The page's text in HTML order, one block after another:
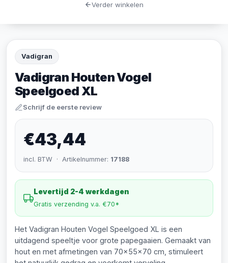
Vadigran
Vadigran Houten Vogel
Speelgoed XL
Schrijf de eerste review
€43,44
incl. BTW · Artikelnummer: 17188
Levertijd 2-4 werkdagen
Gratis verzending v.a. €70*
Het Vadigran Houten Vogel Speelgoed XL is een
uitdagend speeltje voor grote papegaaien. Gemaakt van
hout en met afmetingen van 70x55x70 cm, stimuleert
Verder winkelen